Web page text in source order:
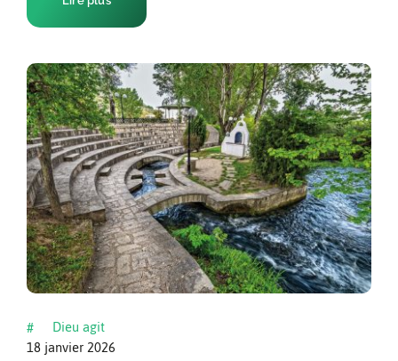
# Dieu agit
18 janvier 2026